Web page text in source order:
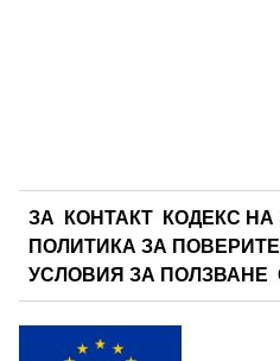
ЗА КОНТАКТ КОДЕКС
ПОЛИТИКА ЗА
УСЛОВИЯ ЗА ПОЛЗВАНЕ